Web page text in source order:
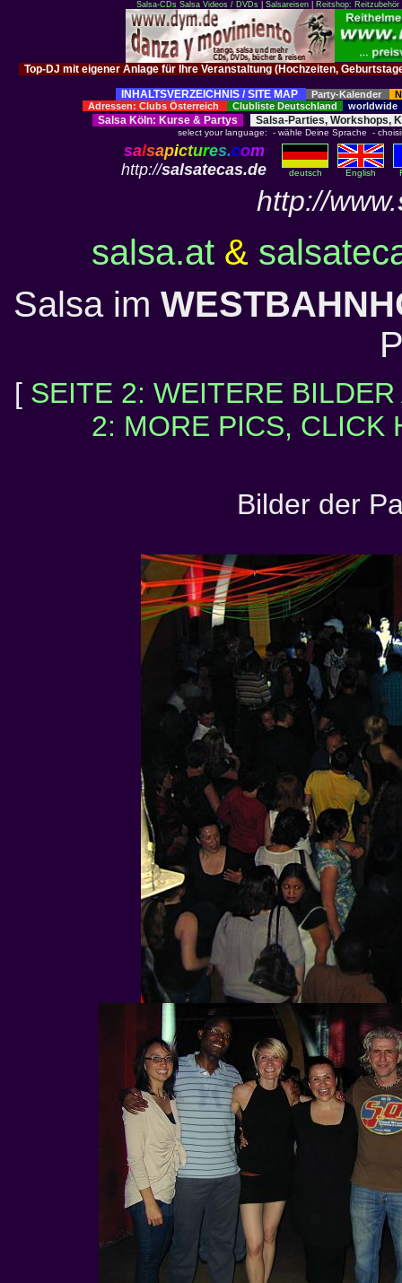
Salsa-CDs Salsa Videos / DVDs| Salsareisen| Reitshop:
Top-DJ mit eigener Anlage für Ihre Veranstaltung (Hochzeiten,
INHALTSVERZEICHNIS / SITE MAP
Party-Kalender
Adressen: Clubs Österreich
Clubliste Deutschland worldwide
Salsa Köln: Kurse& Partys Salsa-Parties, Workshops,
select your language: - wähle Deine Sprache -
salsapictures.com
http://salsatecas.de deutsch English
http://www.
salsa.at&
Salsa im
[ SEITE 2: WEITERE
2: MORE PICS, CLICK
Bilder der